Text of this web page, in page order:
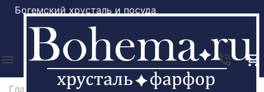
Богемский хрусталь и посуда
Главная Содержимое корзины